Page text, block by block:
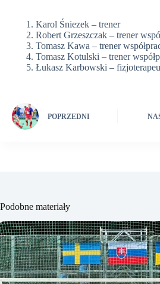
Karol Śniezek – trener
Robert Grzeszczak – trener
Tomasz Kawa – trener
Tomasz Kotulski – trener
Łukasz Karbowski –
POPRZEDNI
Podobne materiały